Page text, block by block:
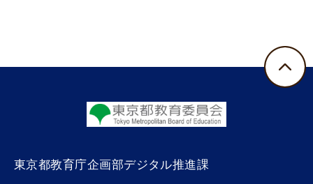
東京都教育庁企画部デジタル推進課